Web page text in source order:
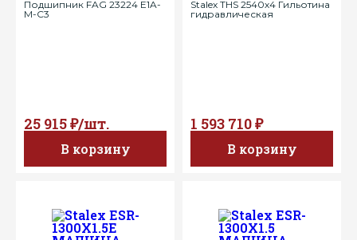
Подшипник FAG 23224 E1A-
M-C3
25 915 ₽/шт.
В корзину
Stalex THS 2540х4 Гильотина
гидравлическая
1 593 710 ₽
В корзину